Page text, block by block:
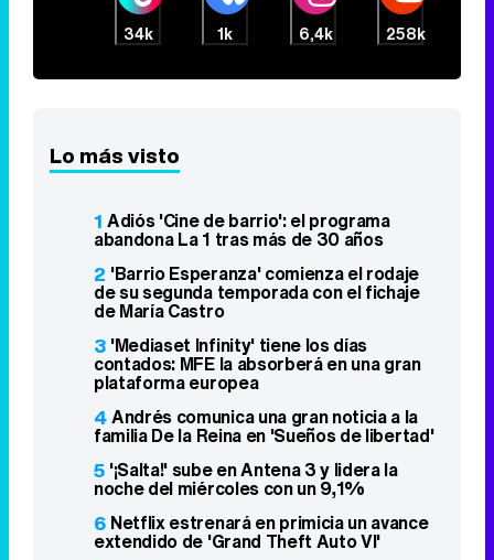
34k 1k 6,4k 258k
Lo más visto
1 Adiós 'Cine de barrio': el programa
abandona La 1 tras más de 30 años
2 'Barrio Esperanza' comienza el rodaje
de su segunda temporada con el fichaje
de María Castro
3 'Mediaset Infinity' tiene los días
contados: MFE la absorberá en una gran
plataforma europea
4Andrés comunica una gran noticia a la
familia De la Reina en 'Sueños de libertad'
5 '¡Salta!' sube en Antena 3 y lidera la
noche del miércoles con un 9,1%
6 Netflix estrenará en primicia un avance
extendido de 'Grand Theft Auto VI'